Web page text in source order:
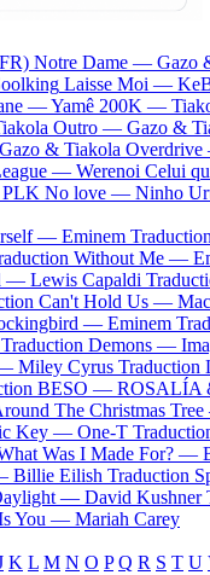
Notre Dame — Gazo
Laisse Moi —
—Yamê 200K —
Outro — Gazo &
Gazo & Tiakola
— Werenoi Celui
PLK No love — Ninho
— Eminem
Without Me —
— Lewis Capaldi
Can't Hold Us —
— Eminem
Traduction Demons —
Miley Cyrus
BESO — ROSALÍA
The Christmas
Key — One-T
Was I Made For? —
Billie Eilish Traduction
— David Kushner
You — Mariah Carey
K L M N O P Q R S T U